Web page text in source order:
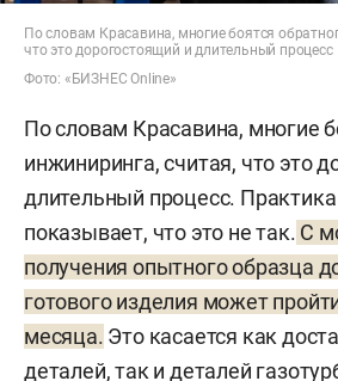
По словам Красавина, многие боятся
что это дорогостоящий и длительный процесс
Фото: «БИЗНЕС Online»
По словам Красавина, многие
инжиниринга, считая, что это
длительный процесс.
показывает, что это не так. С
получения опытного образца
готового изделия может
месяца. Это касается как
деталей, так и деталей